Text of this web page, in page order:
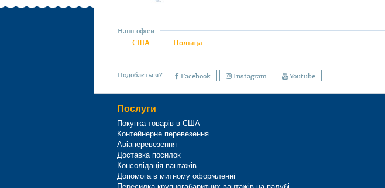
Наші офіси
США Польща
Подобається? Facebook Instagram Youtube
Послуги
Покупка товарів в США
Контейнерне перевезення
Авіаперевезення
Доставка посилок
Консолідація вантажів
Допомога в митному оформленні